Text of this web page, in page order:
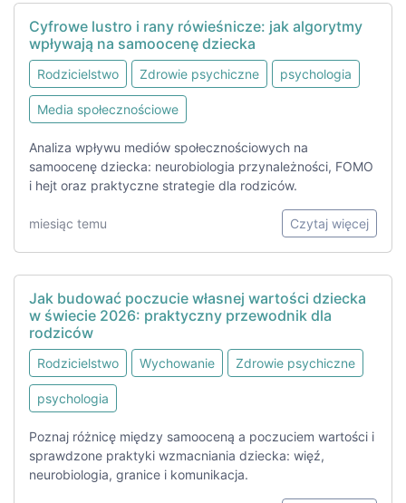
Cyfrowe lustro i rany rówieśnicze: jak algorytmy
wpływają na samoocenę dziecka
Rodzicielstwo Zdrowie psychiczne psychologia
Media społecznościowe
Analiza wpływu mediów społecznościowych na
samoocenę dziecka: neurobiologia przynależności, FOMO
i hejt oraz praktyczne strategie dla rodziców.
miesiąc temu Czytaj więcej
Jak budować poczucie własnej wartości dziecka
w świecie 2026: praktyczny przewodnik dla
rodziców
Rodzicielstwo Wychowanie Zdrowie psychiczne
psychologia
Poznaj różnicę między samooceną a poczuciem wartości i
sprawdzone praktyki wzmacniania dziecka: więź,
neurobiologia, granice i komunikacja.